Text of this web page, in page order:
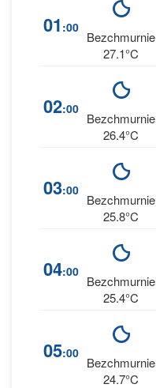
01 :00
Bezchmurnie
27.1°C
02:00
Bezchmurnie
26.4°C
03:00
Bezchmurnie
25.8°C
04:00
Bezchmurnie
25.4°C
05:00
Bezchmurnie
24.7°C